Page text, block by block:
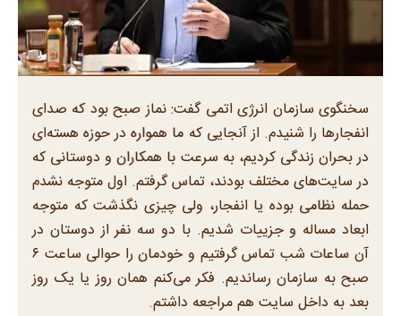
سخنگوی سازمان انرژی اتمی گفت: نماز صبح بود که صدای
انفجارها را شنیدم. از آنجایی که ما همواره در حوزه هسته‌ای
در بحران زندگی کردیم، به سرعت با همکاران و دوستانی که
در سایت‌های مختلف بودند، تماس گرفتم. اول متوجه نشدم
حمله نظامی بوده یا انفجار، ولی چیزی نگذشت که متوجه
ابعاد مساله و جزییات شدیم. با دو سه نفر از دوستان در
آن ساعات شب تماس گرفتیم و خودمان را حوالی ساعت ۶
صبح به سازمان رساندیم. فکر می‌کنم همان روز یا یک روز
بعد به داخل سایت هم مراجعه داشتم.